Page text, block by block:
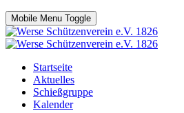
Mobile Menu Toggle
Startseite
Aktuelles
Schießgruppe
Kalender